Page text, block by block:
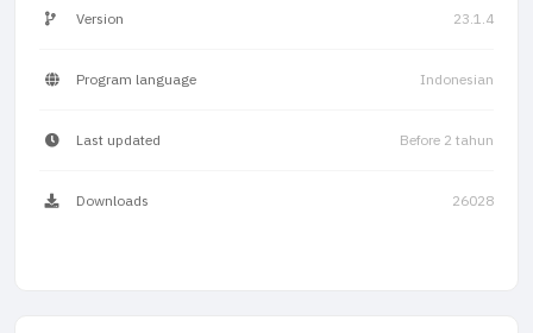
Version 23.1.4
Program language Indonesian
Last updated Before 2 tahun
Downloads 26028